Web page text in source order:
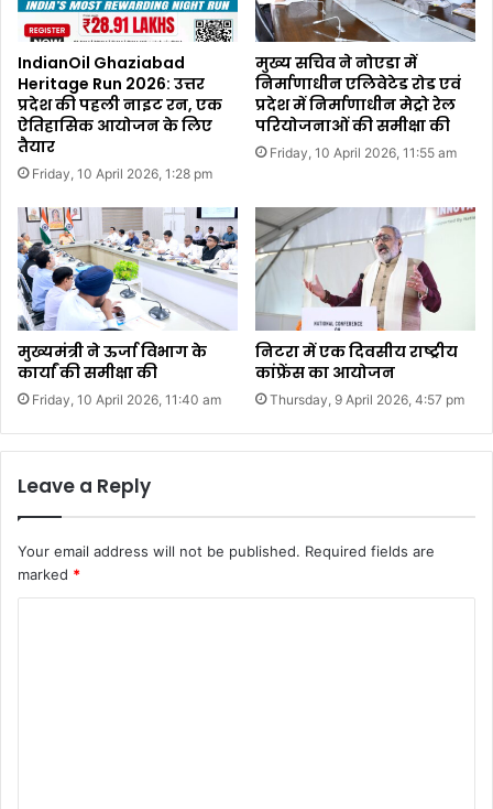
IndianOil Ghaziabad
Heritage Run 2026: उत्तर
प्रदेश की पहली नाइट रन, एक
ऐतिहासिक आयोजन के लिए
तैयार
Friday, 10 April 2026, 1:28 pm
मुख्य सचिव ने नोएडा में
निर्माणाधीन एलिवेटेड रोड एवं
प्रदेश में निर्माणाधीन मेट्रो रेल
परियोजनाओं की समीक्षा की
Friday, 10 April 2026, 11:55 am
मुख्यमंत्री ने ऊर्जा विभाग के
कार्यां की समीक्षा की
Friday, 10 April 2026, 11:40 am
निटरा में एक दिवसीय राष्ट्रीय
कांफ्रेंस का आयोजन
Thursday, 9 April 2026, 4:57 pm
Leave a Reply
Your email address will not be published. Required fields are
marked *